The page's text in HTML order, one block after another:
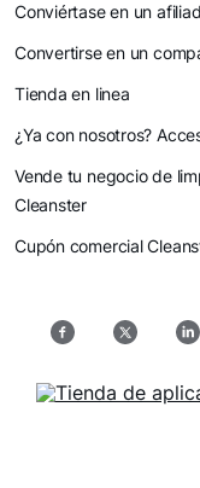
Conviértase en un
Convertirse en un
Tienda en linea
¿Ya con nosotros?
Vende tu negocio de
Cleanster
Cupón comercial